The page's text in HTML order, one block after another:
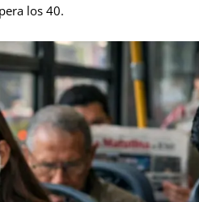
los 40.